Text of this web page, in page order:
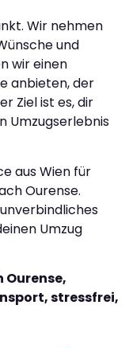
Wir nehmen
und
wir einen
anbieten, der
Ziel ist es, dir
Umzugserlebnis
aus Wien für
Ourense.
Umzug
Ourense,
stressfrei,